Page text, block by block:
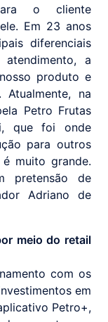
o cliente
Em 23 anos
diferenciais
a
produto e
na
Petro Frutas
que foi onde
para outros
muito grande.
pretensão de
Adriano de
meio do retail
com os
em
Petro+,